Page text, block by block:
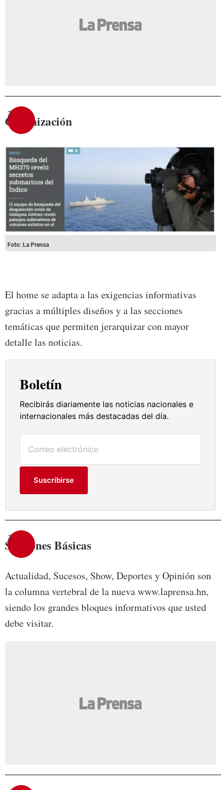
2
Organización
Foto: La Prensa
El home se adapta a las exigencias informativas
gracias a múltiples diseños y a las secciones
temáticas que permiten jerarquizar con mayor
detalle las noticias.
Boletín
Recibirás diariamente las noticias nacionales e
internacionales más destacadas del día.
Suscribirse
3
Secciónes Básicas
Actualidad, Sucesos, Show, Deportes y Opinión son
la columna vertebral de la nueva www.laprensa.hn,
siendo los grandes bloques informativos que usted
debe visitar.